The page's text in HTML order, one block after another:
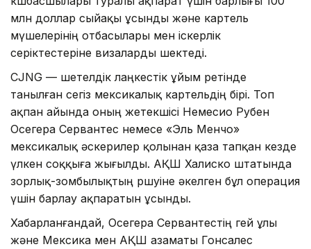
млн доллар сыйақы ұсынды және картель
мүшелерінің отбасылары мен іскерлік
серіктестеріне визаларды шектеді.
CJNG — шетелдік лаңкестік ұйым ретінде
танылған сегіз мексикалық картельдің бірі. Топ
ақпан айында оның жетекшісі Немесио Рубен
Осегера Сервантес немесе «Эль Менчо»
мексикалық әскерилер қолынан қаза тапқан кезде
үлкен соққыға жығылды. АҚШ Халиско штатында
зорлық-зомбылықтың өршуіне әкелген бұл операция
үшін барлау ақпаратын ұсынды.
Хабарланғандай, Осегера Сервантестің өгей ұлы
және Мексика мен АҚШ азаматы Гонсалес